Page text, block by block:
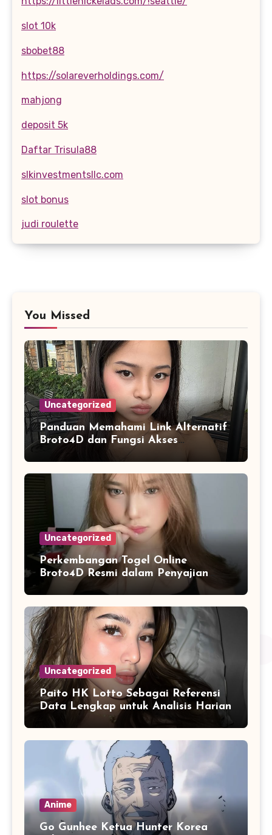
slot 10k
sbobet88
https://solareverholdings.com/
mahjong
deposit 5k
Daftar Trisula88
slkinvestmentsllc.com
slot bonus
judi roulette
You Missed
Uncategorized
Panduan Memahami Link Alternatif
Broto4D dan Fungsi Akses
Uncategorized
Perkembangan Togel Online
Broto4D Resmi dalam Penyajian
Data dan Statistik Modern
Uncategorized
Paito HK Lotto Sebagai Referensi
Data Lengkap untuk Analisis Harian
Anime
Go Gunhee Ketua Hunter Korea